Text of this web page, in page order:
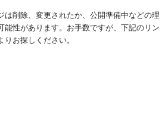
は削除、変更されたか、公開準備中などの理
能性があります。お手数ですが、下記のリン
りお探しください。